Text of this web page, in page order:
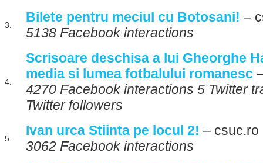
3.
Bilete pentru meciul cu Botosani! –
5138 Facebook interactions
4.
Scrisoare deschisa a lui Gheorghe
media si lumea fotbalului romanesc
4270 Facebook interactions 5 Twitter
Twitter followers
5.
Ivan urca Stiinta pe locul 2! – csuc.ro
3062 Facebook interactions